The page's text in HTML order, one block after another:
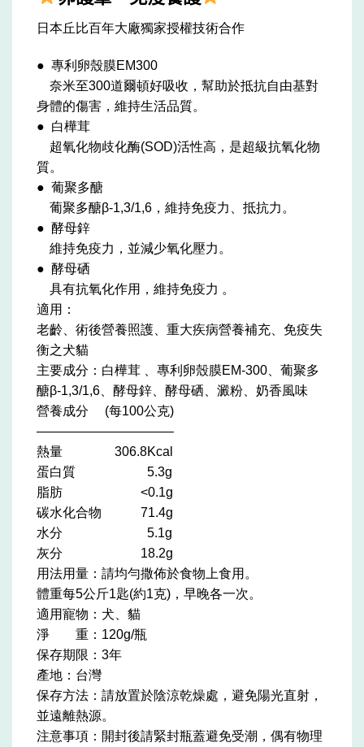
日本丘比百年大廠獨家授權技術合作
● 專利卵殼膜EM300
奈米至300道爾頓好吸收，幫助於抵抗自由基對
身體的傷害，維持生活品質。
● 白樺茸
超氧化物歧化酶(SOD)活性高，是超級抗氧化物
質。
● 葡聚多醣
葡聚多醣β-1,3/1,6，維持免疫力、抵抗力。
● 酵母鋅
維持免疫力，並減少氧化壓力。
● 酵母硒
具有抗氧化作用，維持免疫力 。
適用：
老齡、術後營養照護、重大疾病營養補充、免疫失
衡之犬貓
主要成分：白樺茸 、專利卵殼膜EM-300、 葡聚多
醣β-1,3/1,6、酵母鋅、酵母硒、澱粉、奶香風味
營養成分 (每100公克)
——————————–
熱量 306.8Kcal
蛋白質 5.3g
脂肪 <0.1g
碳水化合物 71.4g
水分 5.1g
灰分 18.2g
用法用量：請均勻撒佈於食物上食用。
體重每5公斤1匙(約1克)，早晚各一次。
適用寵物：犬、貓
淨 重：120g/瓶
保存期限：3年
產地：台灣
保存方法：請放置於陰涼乾燥處，避免陽光直射，
並遠離熱源。
注意事項：開封後請緊封瓶蓋避免受潮，偶有物理